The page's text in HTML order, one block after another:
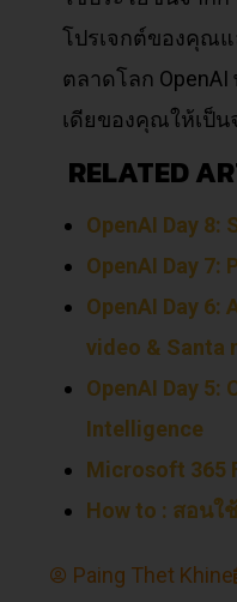
โปรเจกต์ของคุณ
ตลาดโลก
เดียของคุณให้เป็น
RELATED
OpenAI Day 8:
OpenAI Day 7:
OpenAI Day 6:
video & Santa
OpenAI Day 5:
Intelligence
Microsoft 365
How to : สอนใ
Paing Thet Khine